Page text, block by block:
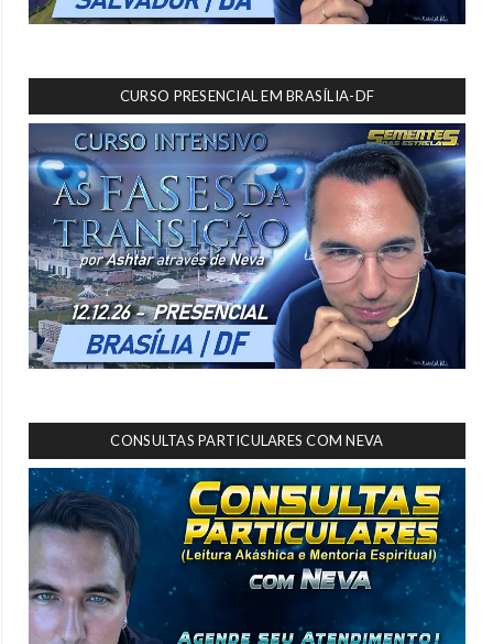
CURSO PRESENCIAL EM BRASÍLIA-DF
CONSULTAS PARTICULARES COM NEVA